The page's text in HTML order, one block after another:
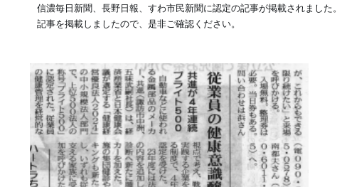
信濃毎日新聞、長野日報、すわ市民新聞に認定の記事が掲載されました。
記事を掲載しましたので、是非ご確認ください。